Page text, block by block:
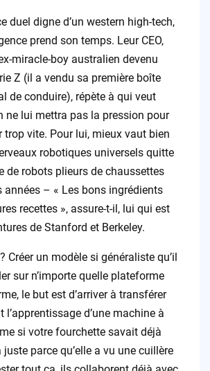
duel digne d’un western high-tech,
prend son temps. Leur CEO,
miracle-boy australien devenu
Z (il a vendu sa première boîte
de conduire), répète à qui veut
ne lui mettra pas la pression pour
trop vite. Pour lui, mieux vaut bien
robotiques universels quitte
de robots plieurs de chaussettes
années – « Les bons ingrédients
recettes », assure-t-il, lui qui est
de Stanford et Berkeley.
Créer un modèle si généraliste qu’il
sur n’importe quelle plateforme
le but est d’arriver à transférer
d’une machine à
si votre fourchette savait déjà
parce qu’elle a vu une cuillère